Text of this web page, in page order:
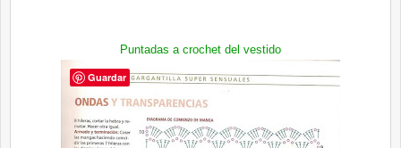
Puntadas a crochet del vestido
Guardar